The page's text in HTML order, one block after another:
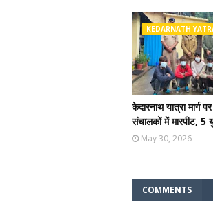
KEDARNATH
केदारनाथ यात्रा मार्ग
संचालकों में मारपीट, 5
May 30, 2026
COMMENTS